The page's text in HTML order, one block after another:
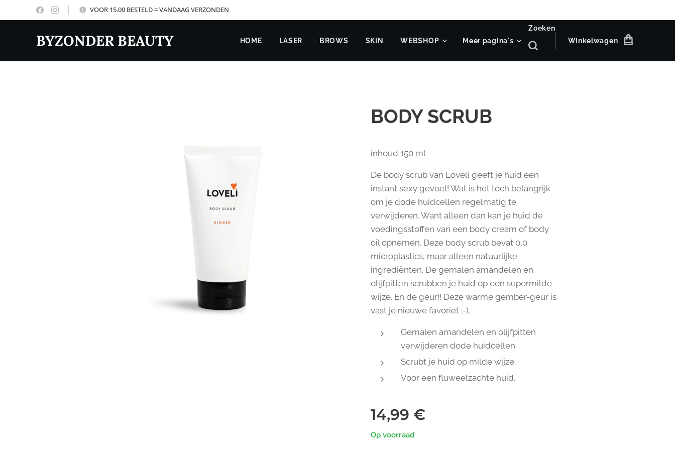
VOOR 15.00 BESTELD = VANDAAG VERZONDEN
BYZONDER BEAUTY HOME LASER BROWS SKIN WEBSHOP Meer pagina's
Zoeken
Winkelwagen
BODY SCRUB
inhoud 150 ml
De body scrub van Loveli geeft je huid een
instant sexy gevoel! Wat is het toch belangrijk
om je dode huidcellen regelmatig te
verwijderen. Want alleen dan kan je huid de
voedingsstoffen van een body cream of body
oil opnemen. Deze body scrub bevat 0,0
microplastics, maar alleen natuurlijke
ingrediënten. De gemalen amandelen en
olijfpitten scrubben je huid op een supermilde
wijze. En de geur!! Deze warme gember-geur is
vast je nieuwe favoriet ;-).
Gemalen amandelen en olijfpitten
verwijderen dode huidcellen.
Scrubt je huid op milde wijze.
Voor een fluweelzachte huid.
14,99 €
Op voorraad